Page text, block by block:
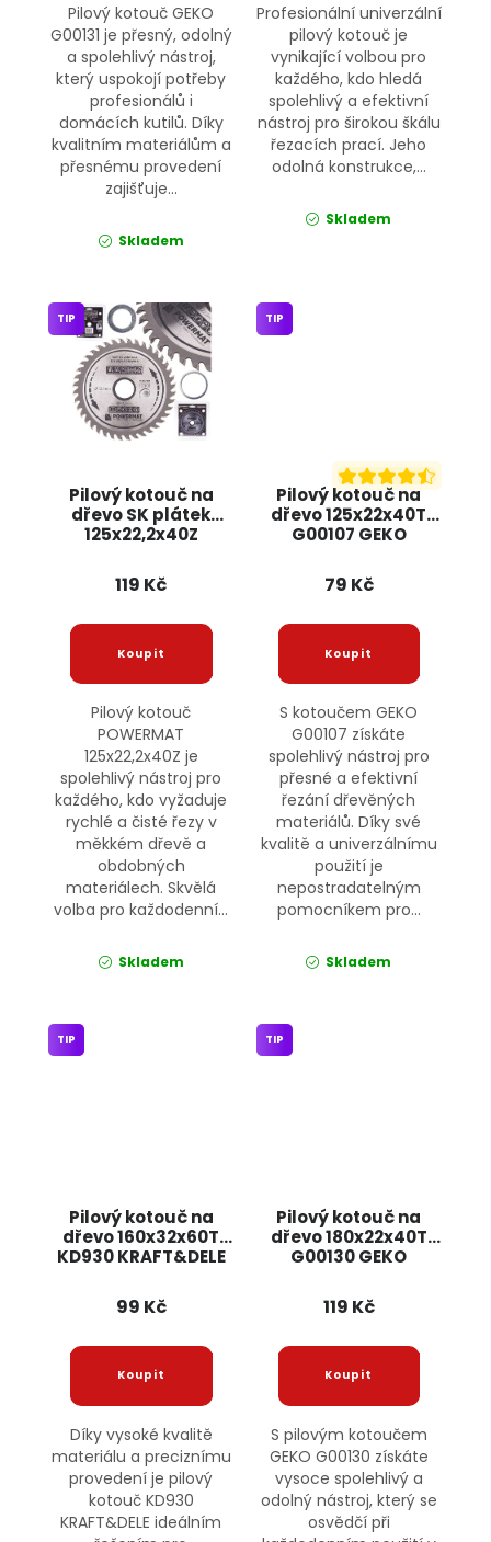
Pilový kotouč GEKO
G00131 je přesný, odolný
a spolehlivý nástroj,
který uspokojí potřeby
profesionálů i
domácích kutilů. Díky
kvalitním materiálům a
přesnému provedení
zajišťuje...
Skladem
Profesionální univerzální
pilový kotouč je
vynikající volbou pro
každého, kdo hledá
spolehlivý a efektivní
nástroj pro širokou škálu
řezacích prací. Jeho
odolná konstrukce,...
Skladem
Pilový kotouč na
dřevo SK plátek
125x22,2x40Z
TIP
119 Kč
Pilový kotouč
POWERMAT
125x22,2x40Z je
spolehlivý nástroj pro
každého, kdo vyžaduje
rychlé a čisté řezy v
měkkém dřevě a
obdobných
materiálech. Skvělá
volba pro každodenní...
Skladem
Pilový kotouč na
dřevo 125x22x40T
G00107 GEKO
TIP
79 Kč
S kotoučem GEKO
G00107 získáte
spolehlivý nástroj pro
přesné a efektivní
řezání dřevěných
materiálů. Díky své
kvalitě a univerzálnímu
použití je
nepostradatelným
pomocníkem pro...
Skladem
Pilový kotouč na
dřevo 160x32x60T
KD930 KRAFT&DELE
TIP
99 Kč
Díky vysoké kvalitě
materiálu a preciznímu
provedení je pilový
kotouč KD930
KRAFT&DELE ideálním
Pilový kotouč na
dřevo 180x22x40T
G00130 GEKO
TIP
119 Kč
S pilovým kotoučem
GEKO G00130 získáte
vysoce spolehlivý a
odolný nástroj, který se
osvědčí při